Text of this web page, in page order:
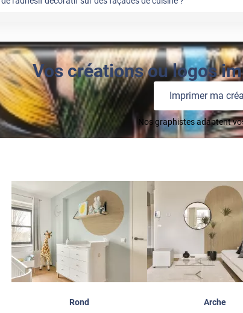
Vos créations ou logos
Imprimer ma
Nos graphistes adaptent
Rond Arche